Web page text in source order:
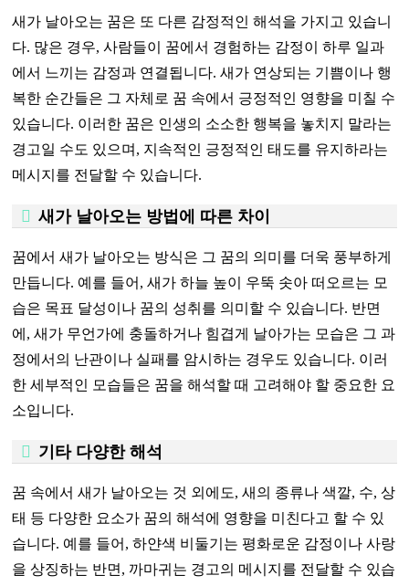
새가 날아오는 꿈은 또 다른 감정적인 해석을 가지고 있습니
다. 많은 경우, 사람들이 꿈에서 경험하는 감정이 하루 일과
에서 느끼는 감정과 연결됩니다. 새가 연상되는 기쁨이나 행
복한 순간들은 그 자체로 꿈 속에서 긍정적인 영향을 미칠 수
있습니다. 이러한 꿈은 인생의 소소한 행복을 놓치지 말라는
경고일 수도 있으며, 지속적인 긍정적인 태도를 유지하라는
메시지를 전달할 수 있습니다.
새가 날아오는 방법에 따른 차이
꿈에서 새가 날아오는 방식은 그 꿈의 의미를 더욱 풍부하게
만듭니다. 예를 들어, 새가 하늘 높이 우뚝 솟아 떠오르는 모
습은 목표 달성이나 꿈의 성취를 의미할 수 있습니다. 반면
에, 새가 무언가에 충돌하거나 힘겹게 날아가는 모습은 그 과
정에서의 난관이나 실패를 암시하는 경우도 있습니다. 이러
한 세부적인 모습들은 꿈을 해석할 때 고려해야 할 중요한 요
소입니다.
기타 다양한 해석
꿈 속에서 새가 날아오는 것 외에도, 새의 종류나 색깔, 수, 상
태 등 다양한 요소가 꿈의 해석에 영향을 미친다고 할 수 있
습니다. 예를 들어, 하얀색 비둘기는 평화로운 감정이나 사랑
을 상징하는 반면, 까마귀는 경고의 메시지를 전달할 수 있습